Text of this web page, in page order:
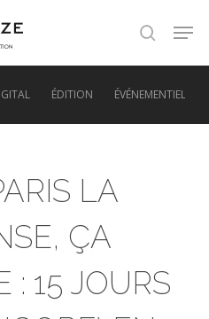
search
ÉDITION ÉVÉNEMENTIEL
LA
ÇA
: 15 JOURS